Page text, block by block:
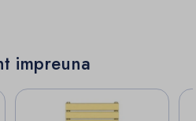
impreuna